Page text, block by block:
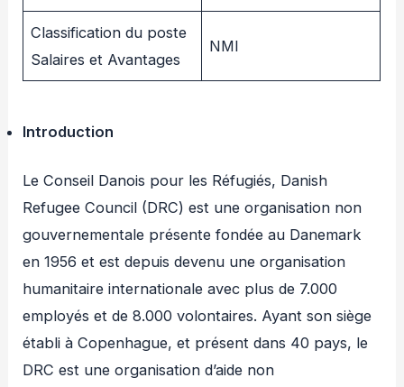
Classification du poste
Salaires et Avantages
NMI
Introduction
Le Conseil Danois pour les Réfugiés, Danish
Refugee Council (DRC) est une organisation non
gouvernementale présente fondée au Danemark
en 1956 et est depuis devenu une organisation
humanitaire internationale avec plus de 7.000
employés et de 8.000 volontaires. Ayant son siège
établi à Copenhague, et présent dans 40 pays, le
DRC est une organisation d’aide non